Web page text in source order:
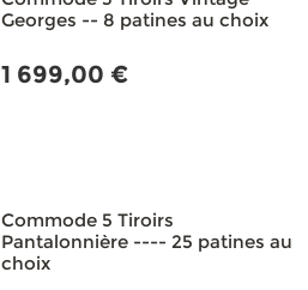
Georges -- 8 patines au choix
1 699,00 €
Commode 5 Tiroirs
Pantalonnière ---- 25 patines au
choix